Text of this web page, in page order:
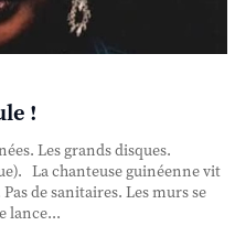
!
Les grands disques.
La chanteuse guinéenne vit
de sanitaires. Les murs se
lance...